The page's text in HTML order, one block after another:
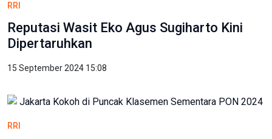
RRI
Reputasi Wasit Eko Agus Sugiharto Kini
Dipertaruhkan
15 September 2024 15:08
RRI